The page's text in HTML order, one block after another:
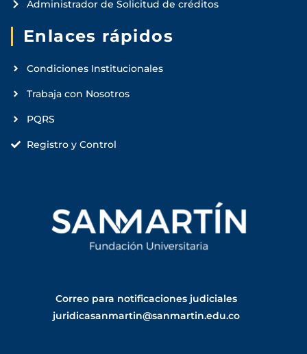
Administrador de Solicitud de créditos
Enlaces rápidos
Condiciones Institucionales
Trabaja con Nosotros
PQRS
Registro y Control
Correo para notificaciones judiciales
juridicasanmartin@sanmartin.edu.co